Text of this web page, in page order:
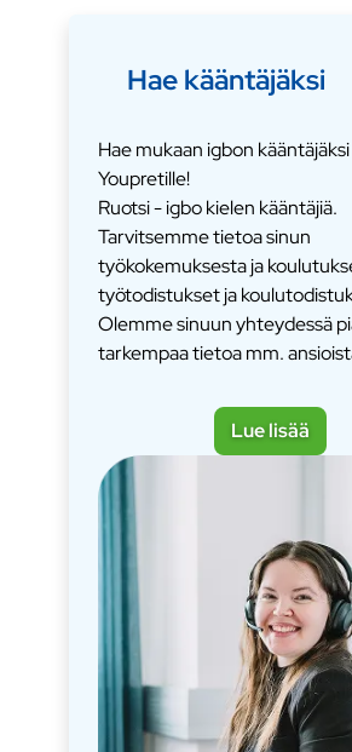
Hae kääntäjäksi
Hae mukaan igbon kääntäjäksi
Youpretille!
Ruotsi - igbo kielen kääntäjiä.
Tarvitsemme tietoa sinun
työkokemuksesta ja
työtodistukset ja
Olemme sinuun yhteydessä
tarkempaa tietoa mm.
Lue lisää